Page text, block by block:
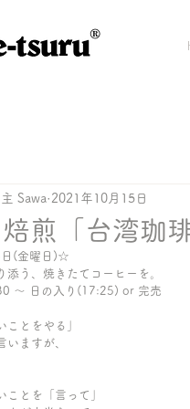
®️
煎「台湾珈
Sawa 2021年10月15日
(金曜日)☆
添う、焼きたてコーヒーを。
〜 日の入り(17:25) or 完売
ことをやる」
ますが、
とを「言って」